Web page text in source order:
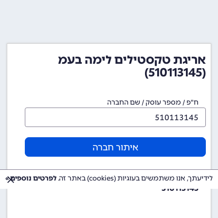
אריגת טקסטילים לימה בעמ
(510113145)
ח"פ / מספר עוסק / שם החברה
איתור חברה
510113145
לידיעתך, אנו משתמשים בעוגיות (cookies) באתר זה. לפרטים נוספים »